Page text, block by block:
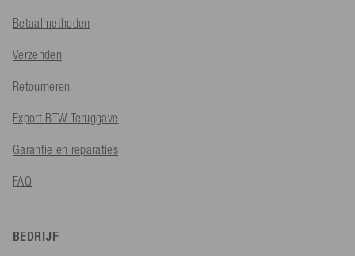
Betaalmethoden
Verzenden
Retourneren
Export BTW Teruggave
Garantie en reparaties
FAQ
BEDRIJF